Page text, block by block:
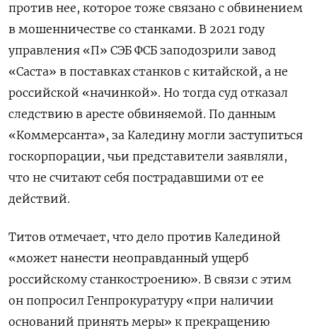
против нее, которое тоже связано с обвинением
в мошенничестве со станками. В 2021 году
управления «П» СЭБ ФСБ заподозрили завод
«Саста» в поставках станков с китайской, а не
российской «начинкой». Но тогда суд отказал
следствию в аресте обвиняемой. По данным
«Коммерсанта», за Каледину могли заступиться
госкорпорации, чьи представители заявляли,
что не считают себя пострадавшими от ее
действий.
Титов отмечает, что дело против Калединой
«может нанести неоправданный ущерб
российскому станкостроению». В связи с этим
он попросил Генпрокуратуру «при наличии
оснований принять меры» к прекращению